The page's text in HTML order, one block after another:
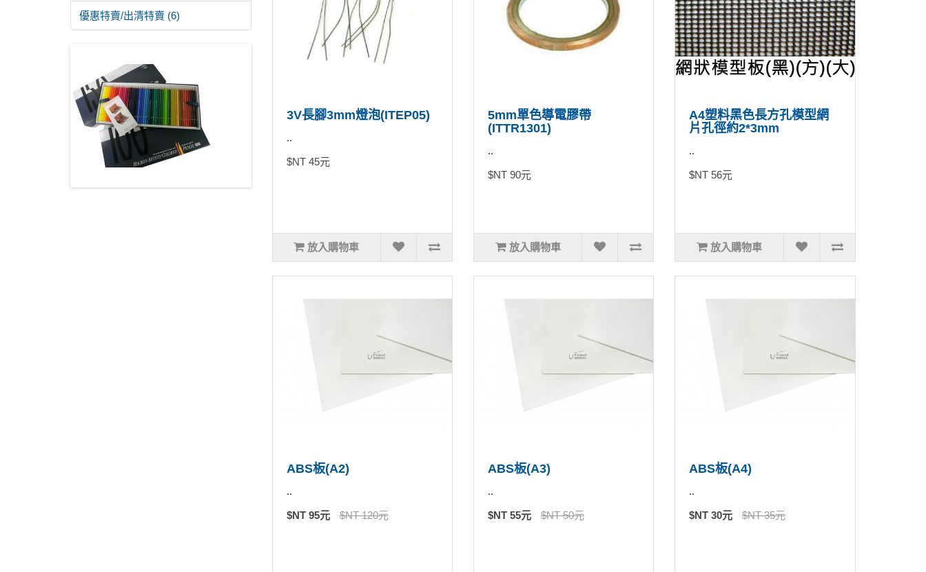
優惠特賣/出清特賣 (6)
3V長腳3mm燈泡(ITEP05)
..
$NT 45元
放入購物車
5mm單色導電膠帶
(ITTR1301)
..
$NT 90元
放入購物車
A4塑料黑色長方孔模型網
片孔徑約2*3mm
..
$NT 56元
放入購物車
ABS板(A2)
..
$NT 95元 $NT 120元
ABS板(A3)
..
$NT 55元 $NT 50元
ABS板(A4)
..
$NT 30元 $NT 35元